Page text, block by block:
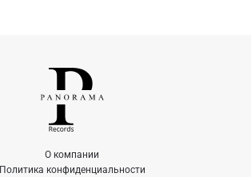
О компании
Политика конфиденциальности